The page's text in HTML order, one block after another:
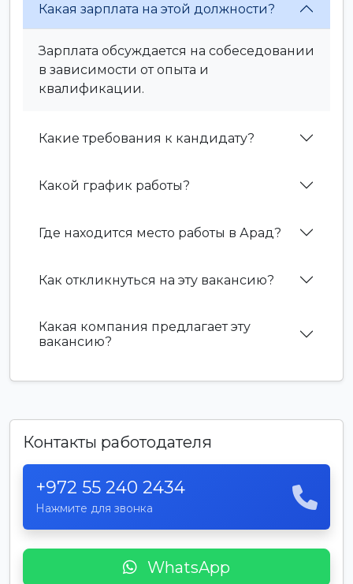
Какая зарплата на этой должности?
Зарплата обсуждается на собеседовании
в зависимости от опыта и
квалификации.
Какие требования к кандидату?
Какой график работы?
Где находится место работы в Арад?
Как откликнуться на эту вакансию?
Какая компания предлагает эту
вакансию?
Контакты работодателя
+972 55 240 2434
Нажмите для звонка
WhatsApp